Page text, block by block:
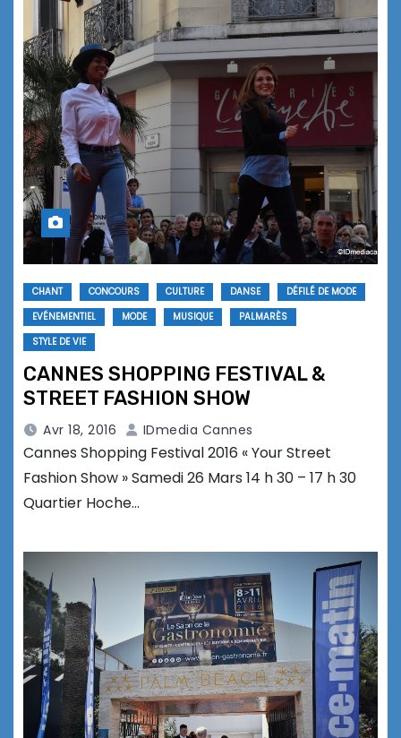
CHANT CONCOURS CULTURE DANSE
DÉFILÉ DE MODE
EVÉNEMENTIEL
MODE MUSIQUE
PALMARÈS
STYLE DE VIE
CANNES SHOPPING FESTIVAL &
STREET FASHION SHOW
Avr 18, 2016 IDmedia Cannes
Cannes Shopping Festival 2016 « Your Street
Fashion Show » Samedi 26 Mars 14 h 30 – 17 h 30
Quartier Hoche…